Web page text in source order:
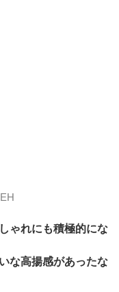
ゃれにも積極的にな
な高揚感があったな